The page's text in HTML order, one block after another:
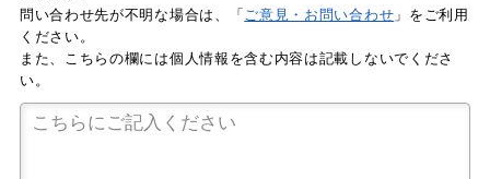
問い合わせ先が不明な場合は、「 ご意見・お問い合わせ 」をご利用
ください。
また、こちらの欄には個人情報を含む内容は記載しないでくださ
い。